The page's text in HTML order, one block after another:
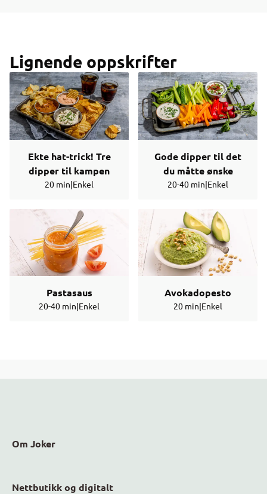
Lignende oppskrifter
Ekte hat-trick! Tre
dipper til kampen
20 min|Enkel
Gode dipper til det
du måtte ønske
20-40 min|Enkel
Pastasaus
20-40 min|Enkel
Avokadopesto
20 min|Enkel
Om Joker
Nettbutikk og digitalt